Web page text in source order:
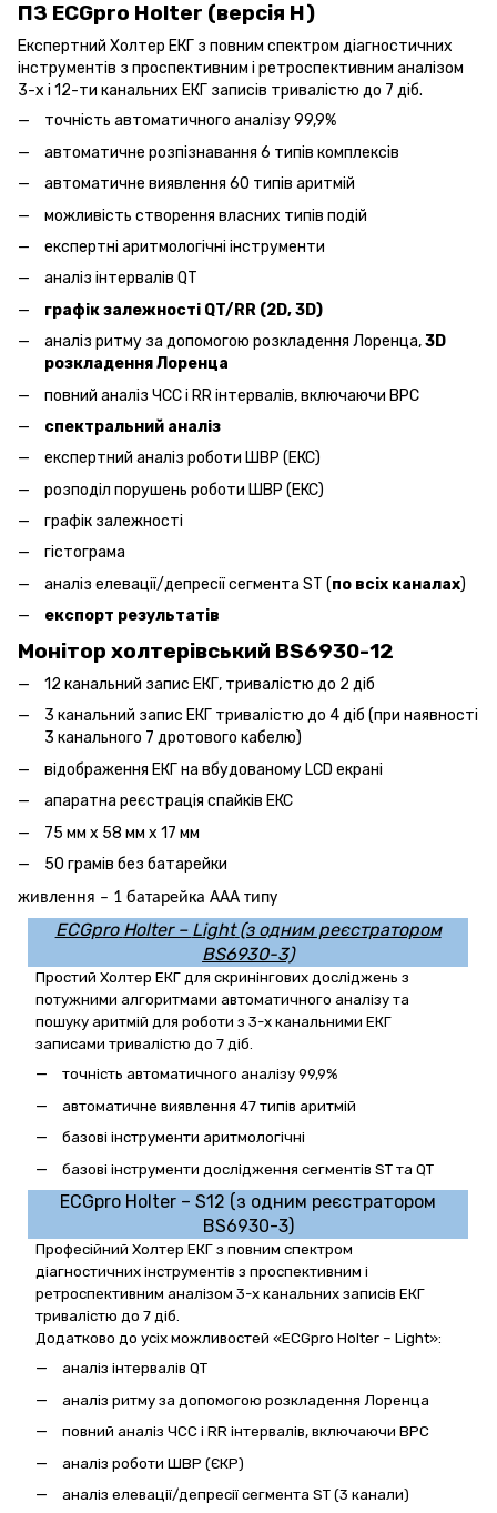
ПЗ ECGpro Holter (версія H)
Експертний Холтер ЕКГ з повним спектром діагностичних
інструментів з проспективним і ретроспективним аналізом
3-х і 12-ти канальних ЕКГ записів тривалістю до 7 діб.
точність автоматичного аналізу 99,9%
автоматичне розпізнавання 6 типів комплексів
автоматичне виявлення 60 типів аритмій
можливість створення власних типів подій
експертні аритмологічні інструменти
аналіз інтервалів QT
графік залежності QT/RR (2D, 3D)
аналіз ритму за допомогою розкладення Лоренца,3D
розкладення Лоренца
повний аналіз ЧСС і RR інтервалів, включаючи ВРС
спектральний аналіз
експертний аналіз роботи ШВР (ЕКС)
розподіл порушень роботи ШВР (ЕКС)
графік залежності
гістограма
аналіз елевації/депресії сегмента ST (по всіх каналах)
експорт результатів
Монітор холтерівський BS6930-12
12 канальний запис ЕКГ, тривалістю до 2 діб
3 канальний запис ЕКГ тривалістю до 4 діб (при наявності
3 канального 7 дротового кабелю)
відображення ЕКГ на вбудованому LCD екрані
апаратна реєстрація спайків ЕКС
75 мм x 58 мм x 17 мм
50 грамів без батарейки
живлення – 1 батарейка ААА типу
ECGpro Holter – Light (з одним реєстратором
BS6930-3)
Простий Холтер ЕКГ для скринінгових досліджень з
потужними алгоритмами автоматичного аналізу та
пошуку аритмій для роботи з 3-х канальними ЕКГ
записами тривалістю до 7 діб.
точність автоматичного аналізу 99,9%
автоматичне виявлення 47 типів аритмій
базові інструменти аритмологічні
базові інструменти дослідження сегментівST таQT
ECGpro Holter – S12 (з одним реєстратором
BS6930-3)
Професійний Холтер ЕКГз повним спектром
діагностичних інструментів з проспективним і
ретроспективним аналізом 3-х канальних записів ЕКГ
тривалістю до 7 діб.
Додатково до усіх можливостей «ECGpro Holter –Light»:
аналіз інтервалів QT
аналіз ритму за допомогою розкладення Лоренца
повний аналіз ЧСС і RR інтервалів, включаючи ВРС
аналіз роботи ШВР (ЄКР)
аналіз елевації/депресії сегмента ST (3 канали)